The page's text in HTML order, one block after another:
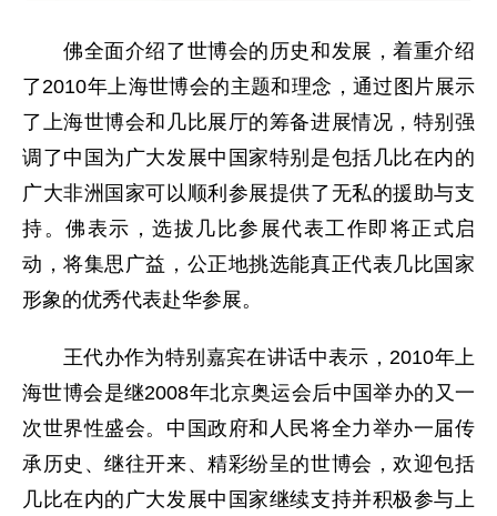
佛全面介绍了世博会的历史和发展，着重介绍
了2010年上海世博会的主题和理念，通过图片展示
了上海世博会和几比展厅的筹备进展情况，特别强
调了中国为广大发展中国家特别是包括几比在内的
广大非洲国家可以顺利参展提供了无私的援助与支
持。佛表示，选拔几比参展代表工作即将正式启
动，将集思广益，公正地挑选能真正代表几比国家
形象的优秀代表赴华参展。
王代办作为特别嘉宾在讲话中表示，2010年上
海世博会是继2008年北京奥运会后中国举办的又一
次世界性盛会。中国政府和人民将全力举办一届传
承历史、继往开来、精彩纷呈的世博会，欢迎包括
几比在内的广大发展中国家继续支持并积极参与上